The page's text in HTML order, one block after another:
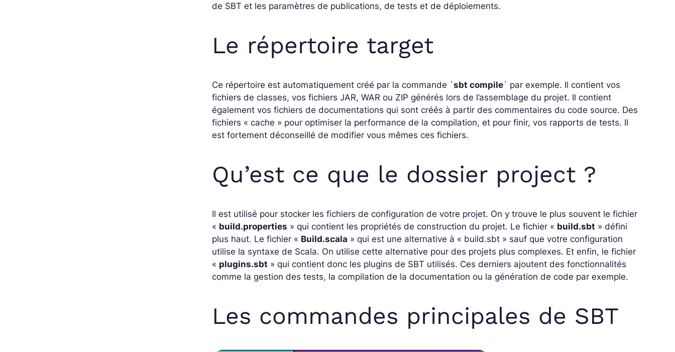
de SBT et les paramètres de publications, de tests et de déploiements.
Le répertoire target
Ce répertoire est automatiquement créé par la commande `sbt compile` par exemple. Il contient vos
fichiers de classes, vos fichiers JAR, WAR ou ZIP générés lors de l’assemblage du projet. Il contient
également vos fichiers de documentations qui sont créés à partir des commentaires du code source. Des
fichiers « cache » pour optimiser la performance de la compilation, et pour finir, vos rapports de tests. Il
est fortement déconseillé de modifier vous mêmes ces fichiers.
Qu’est ce que le dossier project ?
Il est utilisé pour stocker les fichiers de configuration de votre projet. On y trouve le plus souvent le fichier
« build.properties » qui contient les propriétés de construction du projet. Le fichier « build.sbt » défini
plus haut. Le fichier « Build.scala » qui est une alternative à « build.sbt » sauf que votre configuration
utilise la syntaxe de Scala. On utilise cette alternative pour des projets plus complexes. Et enfin, le fichier
« plugins.sbt » qui contient donc les plugins de SBT utilisés. Ces derniers ajoutent des fonctionnalités
comme la gestion des tests, la compilation de la documentation ou la génération de code par exemple.
Les commandes principales de SBT